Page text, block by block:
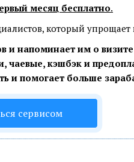
месяц бесплатно.
который
и напоминает им о
чаевые, кэшбэк и
и помогает больше
сервисом